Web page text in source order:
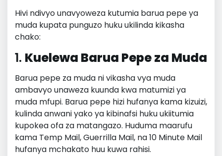
Hivi ndivyo unavyoweza kutumia barua pepe ya
muda kupata punguzo huku ukilinda kikasha
chako:
1. Kuelewa Barua Pepe za Muda
Barua pepe za muda ni vikasha vya muda
ambavyo unaweza kuunda kwa matumizi ya
muda mfupi. Barua pepe hizi hufanya kama kizuizi,
kulinda anwani yako ya kibinafsi huku ukiitumia
kupokea ofa za matangazo. Huduma maarufu
kama Temp Mail, Guerrilla Mail, na 10 Minute Mail
hufanya mchakato huu kuwa rahisi.